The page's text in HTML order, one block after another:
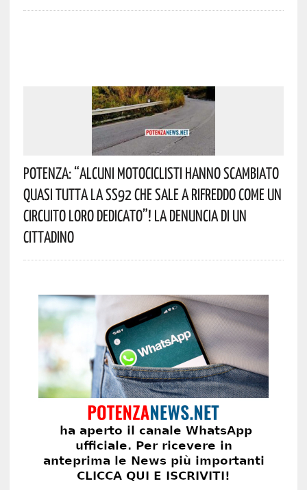
Potenza: “alcuni Motociclisti Hanno Scambiato
Quasi Tutta La SS92 Che Sale A Rifreddo Come Un
Circuito Loro Dedicato”! La Denuncia Di Un
Cittadino